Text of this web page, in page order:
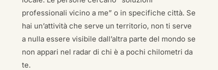
professionali vicino a me” o in specifiche città. Se
hai un’attività che serve un territorio, non ti serve
a nulla essere visibile dall’altra parte del mondo se
non appari nel radar di chi è a pochi chilometri da
te.